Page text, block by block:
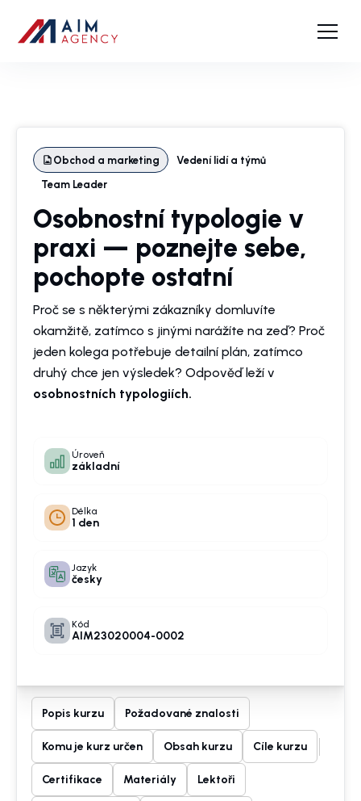
Obchod a marketing Vedení lidí a týmů
Team Leader
Osobnostní typologie v
praxi — poznejte sebe,
pochopte ostatní
Proč se s některými zákazníky domluvíte
okamžitě, zatímco s jinými narážíte na zeď? Proč
jeden kolega potřebuje detailní plán, zatímco
druhý chce jen výsledek? Odpověď leží v
osobnostních typologiích.
Úroveň
základní
Délka
1 den
Jazyk
česky
Kód
AIM23020004-0002
Popis kurzu Požadované znalosti
Komu je kurz určen Obsah kurzu Cíle kurzu
Certifikace Materiály Lektoři